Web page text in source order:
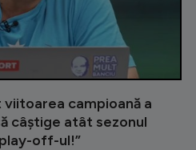
viitoarea campioană a
câștige atât sezonul
off-ul!”